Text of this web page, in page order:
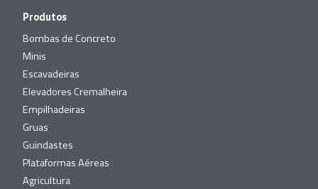
Produtos
Bombas de Concreto
Minis
Escavadeiras
Elevadores Cremalheira
Empilhadeiras
Gruas
Guindastes
Plataformas Aéreas
Agricultura